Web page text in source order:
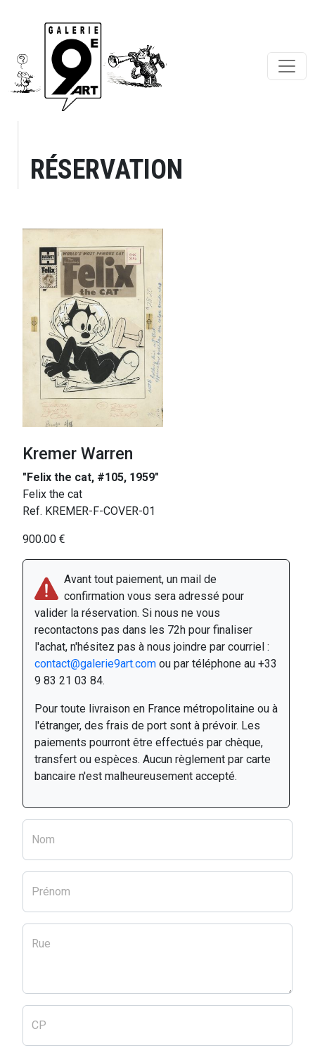
RÉSERVATION
Kremer Warren
"Felix the cat, #105, 1959"
Felix the cat
Ref. KREMER-F-COVER-01
900.00 €
Avant tout paiement, un mail de
confirmation vous sera adressé pour
valider la réservation. Si nous ne vous
recontactons pas dans les 72h pour finaliser
l'achat, n'hésitez pas à nous joindre par courriel :
contact@galerie9art.com ou par téléphone au +33
9 83 21 03 84.
Pour toute livraison en France métropolitaine ou à
l'étranger, des frais de port sont à prévoir. Les
paiements pourront être effectués par chèque,
transfert ou espèces. Aucun règlement par carte
bancaire n'est malheureusement accepté.
Nom
Prénom
Rue
CP